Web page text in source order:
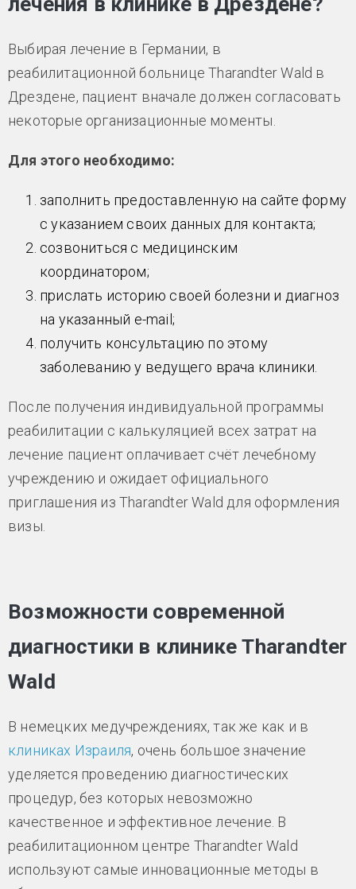
Выбирая лечение в Германии, в
реабилитационной больнице Tharandter Wald в
Дрездене, пациент вначале должен согласовать
некоторые организационные моменты.
Для этого необходимо:
заполнить предоставленную на сайте форму
с указанием своих данных для контакта;
созвониться с медицинским
координатором;
прислать историю своей болезни и диагноз
на указанный e-mail;
получить консультацию по этому
заболеванию у ведущего врача клиники.
После получения индивидуальной программы
реабилитации с калькуляцией всех затрат на
лечение пациент оплачивает счёт лечебному
учреждению и ожидает официального
приглашения из Tharandter Wald для оформления
визы.
Возможности современной
диагностики в клинике Tharandter
Wald
В немецких медучреждениях, так же как и в
клиниках Израиля, очень большое значение
уделяется проведению диагностических
процедур, без которых невозможно
качественное и эффективное лечение. В
реабилитационном центре Tharandter Wald
используют самые инновационные методы в